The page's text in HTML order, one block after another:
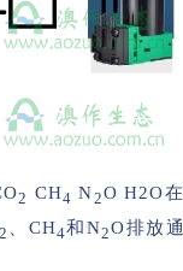
2 CH4 N2O H2O
2 、CH4和N2O排放